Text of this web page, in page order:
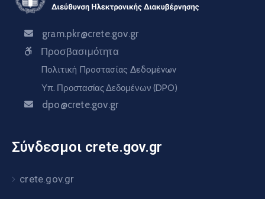
gram.pkr@crete.gov.gr
Προσβασιμότητα
Πολιτική Προστασίας Δεδομένων
Υπ. Προστασίας Δεδομένων (DPO)
dpo@crete.gov.gr
Σύνδεσμοι crete.gov.gr
crete.gov.gr